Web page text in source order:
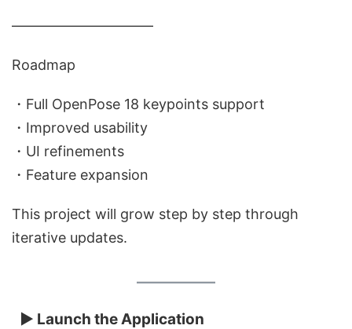
――――――――――
Roadmap
・Full OpenPose 18 keypoints support
・Improved usability
・UI refinements
・Feature expansion
This project will grow step by step through
iterative updates.
▶ Launch the Application